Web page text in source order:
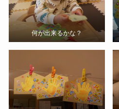
何が出来るかな？